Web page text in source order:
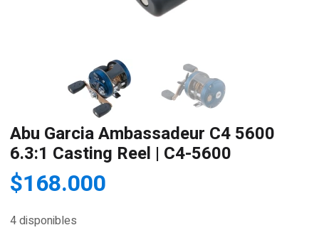
Abu Garcia Ambassadeur C4 5600
6.3:1 Casting Reel | C4-5600
$168.000
4 disponibles